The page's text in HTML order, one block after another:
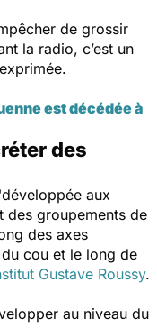
de grossir
la radio, c’est un
est décédée à
des
aux
des groupements de
des axes
cou et le long de
Gustave Roussy.
au niveau du